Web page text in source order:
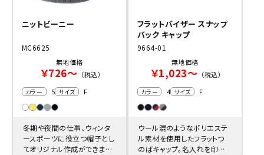
ニットビーニー
MC6625
無地価格
￥726～ （税込）
カラー 5 サイズ F
冬期や夜間の仕事、ウィンタ
ースポーツに役立つ帽子とし
てオリジナル作成ができます。
フラットバイザー スナップ
バック キャップ
9664-01
無地価格
￥1,023～ （税込）
カラー 4 サイズ F
ウール混のようなポリエステ
ル素材を使用したフラットつ
のばキャップ。名入れを印刷